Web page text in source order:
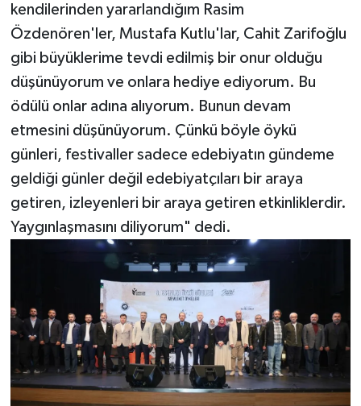
kendilerinden yararlandığım Rasim
Özdenören'ler, Mustafa Kutlu'lar, Cahit Zarifoğlu
gibi büyüklerime tevdi edilmiş bir onur olduğu
düşünüyorum ve onlara hediye ediyorum. Bu
ödülü onlar adına alıyorum. Bunun devam
etmesini düşünüyorum. Çünkü böyle öykü
günleri, festivaller sadece edebiyatın gündeme
geldiği günler değil edebiyatçıları bir araya
getiren, izleyenleri bir araya getiren etkinliklerdir.
Yaygınlaşmasını diliyorum" dedi.